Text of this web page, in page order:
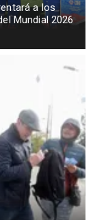
a los
Mundial 2026